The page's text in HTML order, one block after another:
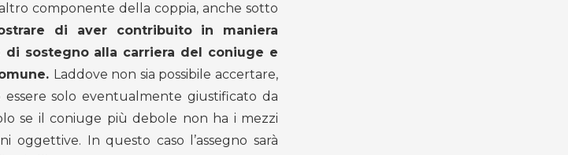
componente della coppia, anche sotto
di aver contribuito in maniera
sostegno alla carriera del coniuge e
Laddove non sia possibile accertare,
solo eventualmente giustificato da
se il coniuge più debole non ha i mezzi
oggettive. In questo caso l’assegno sarà